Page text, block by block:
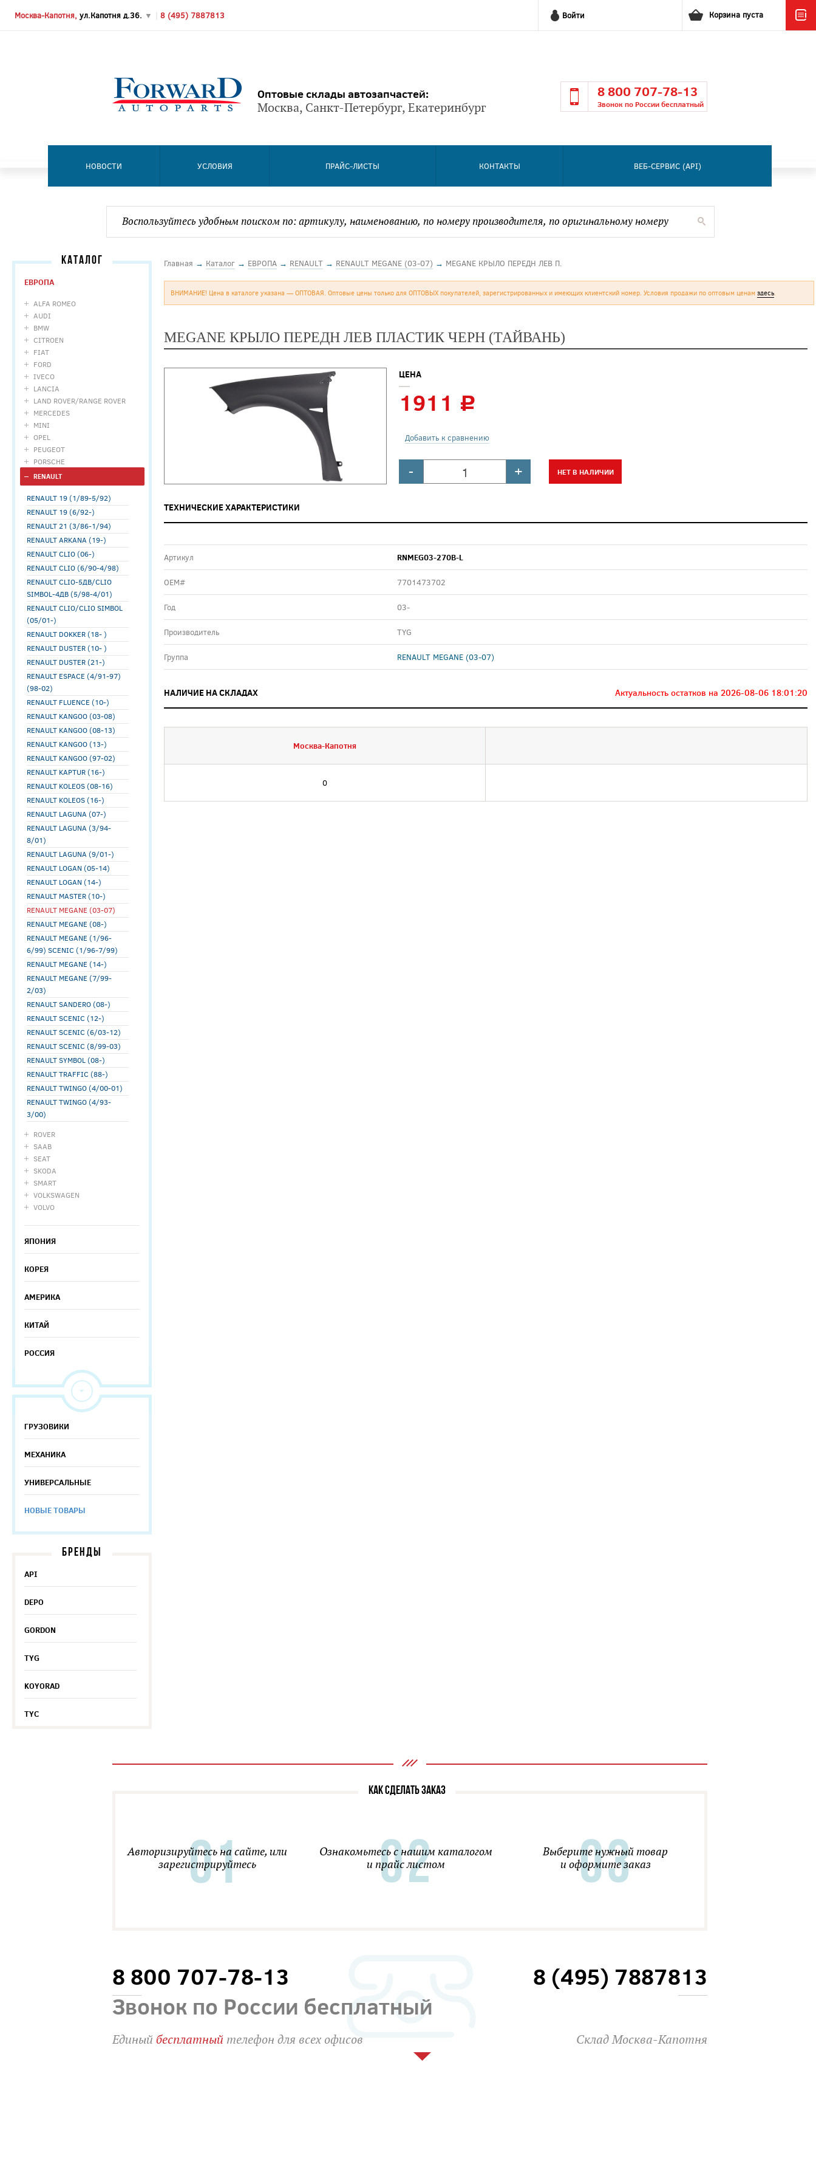
Москва-Капотня, ул.Капотня д.36. ▼ 8 (495) 7887813 Войти Корзина пуста
Оптовые склады автозапчастей:
Москва, Санкт-Петербург, Екатеринбург
8 800 707-78-13
Звонок по России бесплатный
НОВОСТИ УСЛОВИЯ ПРАЙС-ЛИСТЫ КОНТАКТЫ ВЕБ-СЕРВИС (API)
КАТАЛОГ
ЕВРОПА
ALFA ROMEO
AUDI
BMW
CITROEN
FIAT
FORD
IVECO
LANCIA
LAND ROVER/RANGE ROVER
MERCEDES
MINI
OPEL
PEUGEOT
PORSCHE
RENAULT
RENAULT 19 (1/89-5/92)
RENAULT 19 (6/92-)
RENAULT 21 (3/86-1/94)
RENAULT ARKANA (19-)
RENAULT CLIO (06-)
RENAULT CLIO (6/90-4/98)
RENAULT CLIO-5ДВ/CLIO
SIMBOL-4ДВ (5/98-4/01)
RENAULT CLIO/CLIO SIMBOL
(05/01-)
RENAULT DOKKER (18- )
RENAULT DUSTER (10- )
RENAULT DUSTER (21-)
RENAULT ESPACE (4/91-97)
(98-02)
RENAULT FLUENCE (10-)
RENAULT KANGOO (03-08)
RENAULT KANGOO (08-13)
RENAULT KANGOO (13-)
RENAULT KANGOO (97-02)
RENAULT KAPTUR (16-)
RENAULT KOLEOS (08-16)
RENAULT KOLEOS (16-)
RENAULT LAGUNA (07-)
RENAULT LAGUNA (3/94-
8/01)
RENAULT LAGUNA (9/01-)
RENAULT LOGAN (05-14)
RENAULT LOGAN (14-)
RENAULT MASTER (10-)
RENAULT MEGANE (03-07)
RENAULT MEGANE (08-)
RENAULT MEGANE (1/96-
6/99) SCENIC (1/96-7/99)
RENAULT MEGANE (14-)
RENAULT MEGANE (7/99-
2/03)
RENAULT SANDERO (08-)
RENAULT SCENIC (12-)
RENAULT SCENIC (6/03-12)
RENAULT SCENIC (8/99-03)
RENAULT SYMBOL (08-)
RENAULT TRAFFIC (88-)
RENAULT TWINGO (4/00-01)
RENAULT TWINGO (4/93-
3/00)
ROVER
SAAB
SEAT
SKODA
SMART
VOLKSWAGEN
VOLVO
ЯПОНИЯ
КОРЕЯ
АМЕРИКА
КИТАЙ
РОССИЯ
ГРУЗОВИКИ
МЕХАНИКА
УНИВЕРСАЛЬНЫЕ
НОВЫЕ ТОВАРЫ
БРЕНДЫ
API
DEPO
GORDON
TYG
KOYORAD
TYC
Главная → Каталог → ЕВРОПА → RENAULT → RENAULT MEGANE (03-07) → MEGANE КРЫЛО ПЕРЕДН ЛЕВ П.
ВНИМАНИЕ! Цена в каталоге указана — ОПТОВАЯ. Оптовые цены только для ОПТОВЫХ покупателей, зарегистрированных и имеющих клиентский номер. Условия продажи по оптовым ценам здесь.
MEGANE КРЫЛО ПЕРЕДН ЛЕВ ПЛАСТИК ЧЕРН (ТАЙВАНЬ)
ЦЕНА
1911 c
Добавить к сравнению
- + НЕТ В НАЛИЧИИ
ТЕХНИЧЕСКИЕ ХАРАКТЕРИСТИКИ
Артикул RNMEG03-270B-L
ОЕМ# 7701473702
Год 03-
Производитель TYG
Группа RENAULT MEGANE (03-07)
НАЛИЧИЕ НА СКЛАДАХ Актуальность остатков на 2026-08-06 18:01:20
Москва-Капотня
0
КАК СДЕЛАТЬ ЗАКАЗ
Авторизируйтесь на сайте, или
зарегистрируйтесь
Ознакомьтесь с нашим каталогом
и прайс листом
Выберите нужный товар
и оформите заказ
8 800 707-78-13
Звонок по России бесплатный
8 (495) 7887813
Единыйбесплатный телефон для всех офисов Склад Москва-Капотня